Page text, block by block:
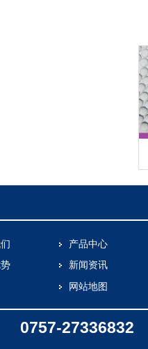
产品中心
新闻资讯
网站地图
0757-27336832